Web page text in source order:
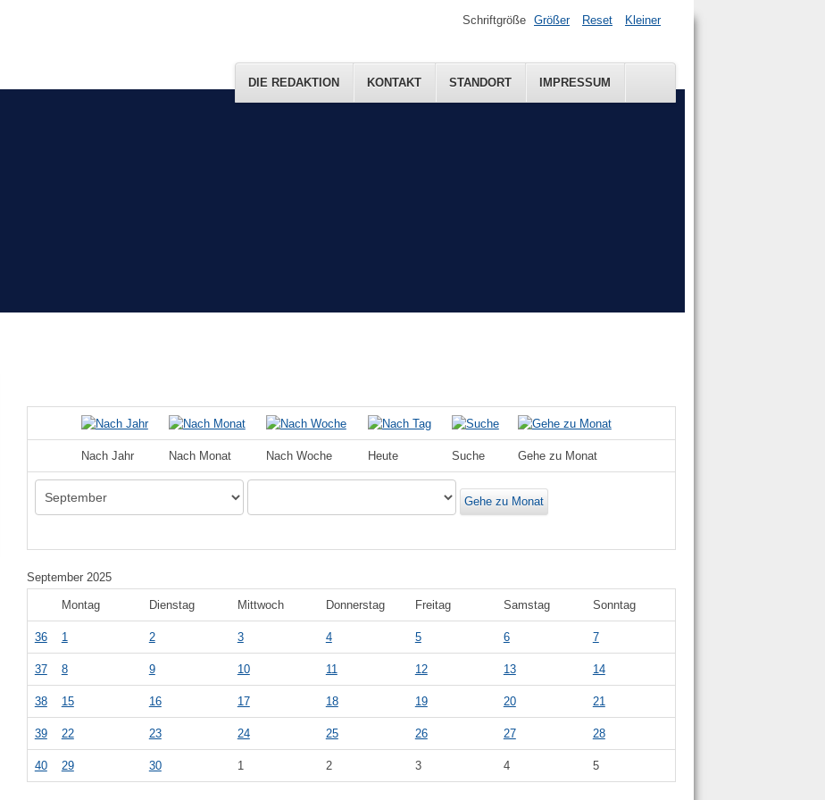
Schriftgröße Größer Reset Kleiner
DIE REDAKTION KONTAKT STANDORT IMPRESSUM
Nach Jahr Nach Monat Nach Woche Heute Suche Gehe zu Monat
Gehe zu Monat
September 2025
Montag Dienstag Mittwoch Donnerstag Freitag Samstag Sonntag
36 1 2 3 4 5 6 7
37 8 9 10 11 12 13 14
38 15 16 17 18 19 20 21
39 22 23 24 25 26 27 28
40 29 30 1 2 3 4 5